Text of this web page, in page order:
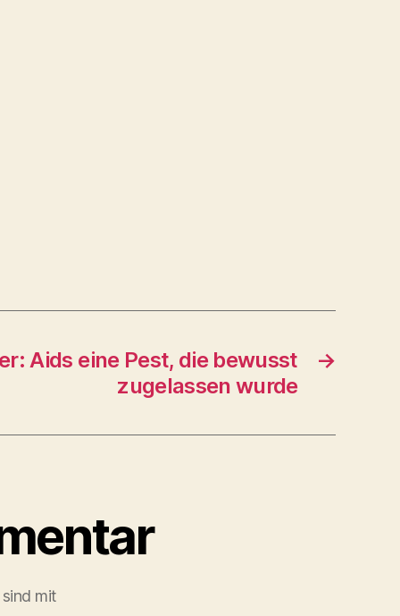
→
Aids eine Pest, die bewusst
zugelassen wurde
mit